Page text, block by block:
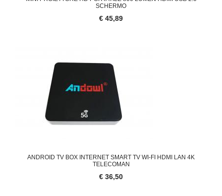
SCHERMO
€ 45,89
ANDROID TV BOX INTERNET SMART TV WI-FI HDMI LAN 4K
TELECOMAN
€ 36,50